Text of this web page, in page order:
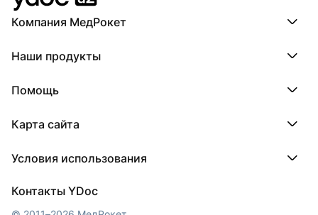
Компания МедРокет
О YDoc
Наши продукты
ПроТаблетки
МедТочка
Помощь
Регистрация врача
Карта сайта
Регионы
Клиники
Условия использования
Обработка персональных данных
Контакты YDoc